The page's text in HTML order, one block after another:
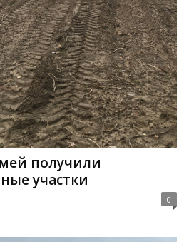
получили
участки
0